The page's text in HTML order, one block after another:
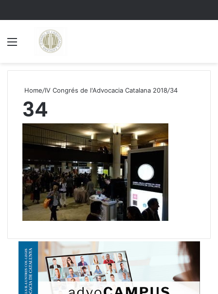
Home/IV Congrés de l'Advocacia Catalana 2018/34
34